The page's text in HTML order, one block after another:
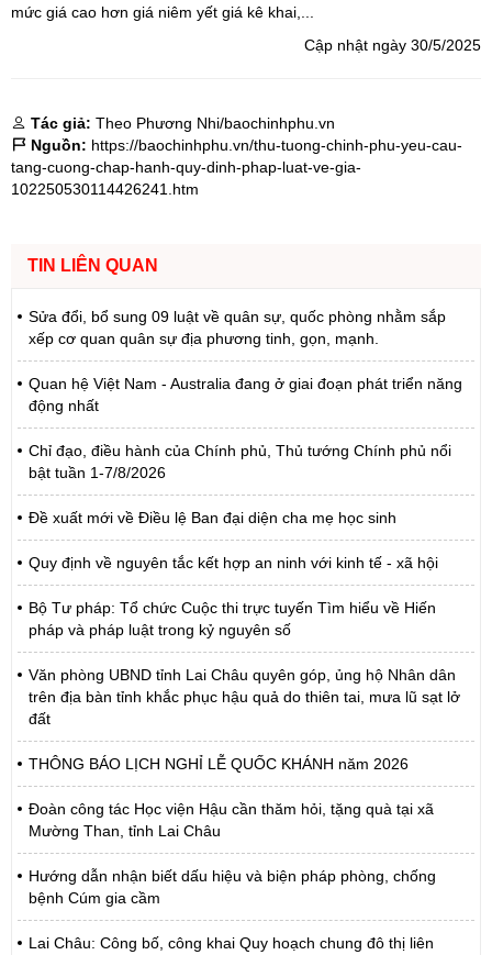
mức giá cao hơn giá niêm yết giá kê khai,...
Cập nhật ngày 30/5/2025
Tác giả: Theo Phương Nhi/baochinhphu.vn
Nguồn: https://baochinhphu.vn/thu-tuong-chinh-phu-yeu-cau-
tang-cuong-chap-hanh-quy-dinh-phap-luat-ve-gia-
102250530114426241.htm
TIN LIÊN QUAN
Sửa đổi, bổ sung 09 luật về quân sự, quốc phòng nhằm sắp
xếp cơ quan quân sự địa phương tinh, gọn, mạnh.
Quan hệ Việt Nam - Australia đang ở giai đoạn phát triển năng
động nhất
Chỉ đạo, điều hành của Chính phủ, Thủ tướng Chính phủ nổi
bật tuần 1-7/8/2026
Đề xuất mới về Điều lệ Ban đại diện cha mẹ học sinh
Quy định về nguyên tắc kết hợp an ninh với kinh tế - xã hội
Bộ Tư pháp: Tổ chức Cuộc thi trực tuyến Tìm hiểu về Hiến
pháp và pháp luật trong kỷ nguyên số
Văn phòng UBND tỉnh Lai Châu quyên góp, ủng hộ Nhân dân
trên địa bàn tỉnh khắc phục hậu quả do thiên tai, mưa lũ sạt lở
đất
THÔNG BÁO LỊCH NGHỈ LỄ QUỐC KHÁNH năm 2026
Đoàn công tác Học viện Hậu cần thăm hỏi, tặng quà tại xã
Mường Than, tỉnh Lai Châu
Hướng dẫn nhận biết dấu hiệu và biện pháp phòng, chống
bệnh Cúm gia cầm
Lai Châu: Công bố, công khai Quy hoạch chung đô thị liên